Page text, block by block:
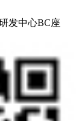
发中心BC座